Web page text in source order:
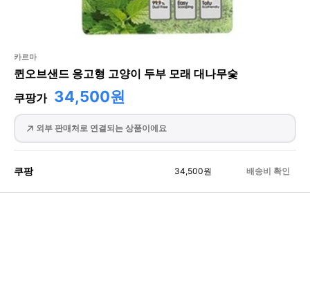
카르마
퀸오브샌드 응고형 고양이 두부 모래 대나무숯
쿠팡가 34,500원
외부 판매처로 연결되는 상품이에요
쿠팡 34,500원 배송비 확인